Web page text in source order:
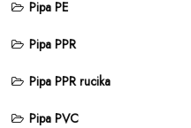
Pipa PE
Pipa PPR
Pipa PPR rucika
Pipa PVC